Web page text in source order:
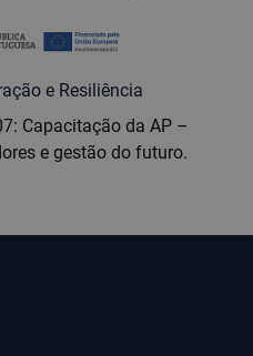
e Resiliência
Capacitação da AP –
e gestão do futuro.